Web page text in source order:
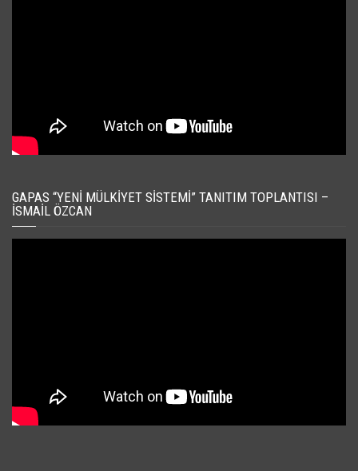
GAPAS “YENI MÜLKIYET SISTEMI” TANITIM TOPLANTISI –
İSMAIL ÖZCAN